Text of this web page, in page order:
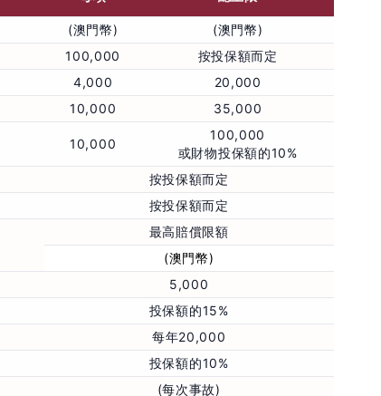
(澳門幣)
(澳門幣)
100,000
按投保額而定
4,000
20,000
10,000 35,000
10,000
100,000
或財物投保額的10%
按投保額而定
按投保額而定
最高賠償限額
(澳門幣)
5,000
投保額的15%
每年20,000
投保額的10%
(每次事故)